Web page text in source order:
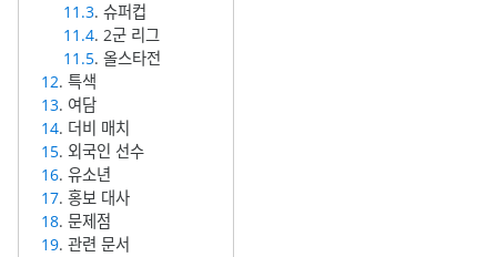
11.3. 슈퍼컵
11.4. 2군 리그
11.5. 올스타전
12. 특색
13. 여담
14. 더비 매치
15. 외국인 선수
16. 유소년
17. 홍보 대사
18. 문제점
19. 관련 문서